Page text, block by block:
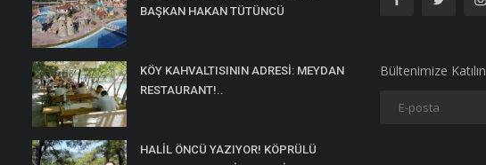
BAŞKAN HAKAN TÜTÜNCÜ
KÖY KAHVALTISININ ADRESİ: MEYDAN
RESTAURANT!..
HALİL ÖNCÜ YAZIYOR! KÖPRÜLÜ
Bültenimize Katılın